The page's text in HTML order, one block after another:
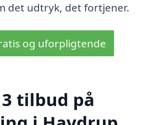
det udtryk, det fortjener.
og uforpligtende
tilbud på